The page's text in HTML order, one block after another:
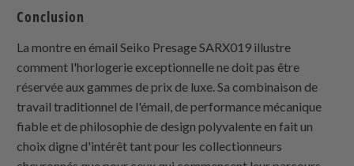
Conclusion
La montre en émail Seiko Presage SARX019 illustre
comment l'horlogerie exceptionnelle ne doit pas être
réservée aux gammes de prix de luxe. Sa combinaison de
travail traditionnel de l'émail, de performance mécanique
fiable et de philosophie de design polyvalente en fait un
choix digne d'intérêt tant pour les collectionneurs